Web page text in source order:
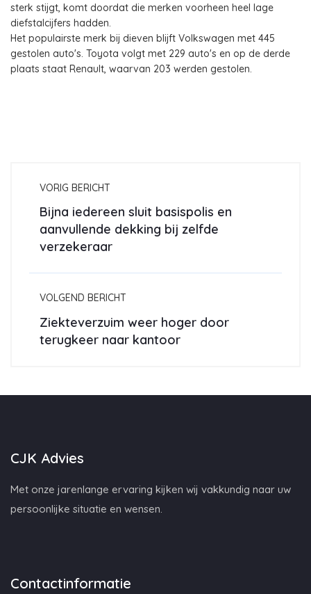
sterk stijgt, komt doordat die merken voorheen heel lage
diefstalcijfers hadden.
Het populairste merk bij dieven blijft Volkswagen met 445
gestolen auto's. Toyota volgt met 229 auto's en op de derde
plaats staat Renault, waarvan 203 werden gestolen.
VORIG BERICHT
Bijna iedereen sluit basispolis en
aanvullende dekking bij zelfde
verzekeraar
VOLGEND BERICHT
Ziekteverzuim weer hoger door
terugkeer naar kantoor
CJK Advies
Met onze jarenlange ervaring kijken wij vakkundig naar uw
persoonlijke situatie en wensen.
Contactinformatie